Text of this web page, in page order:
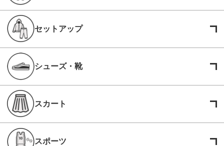
セットアップ
シューズ・靴
スカート
スポーツ